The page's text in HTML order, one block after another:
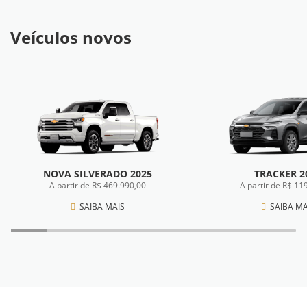
Veículos novos
NOVA SILVERADO 2025
A partir de R$ 469.990,00
SAIBA MAIS
TRACKER
A partir de R$
SAIBA